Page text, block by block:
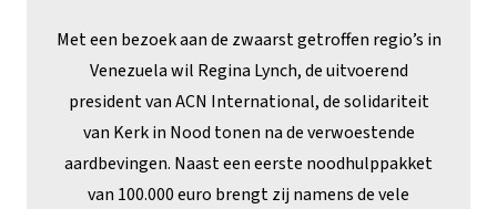
Met een bezoek aan de zwaarst getroffen regio’s in
Venezuela wil Regina Lynch, de uitvoerend
president van ACN International, de solidariteit
van Kerk in Nood tonen na de verwoestende
aardbevingen. Naast een eerste noodhulppakket
van 100.000 euro brengt zij namens de vele